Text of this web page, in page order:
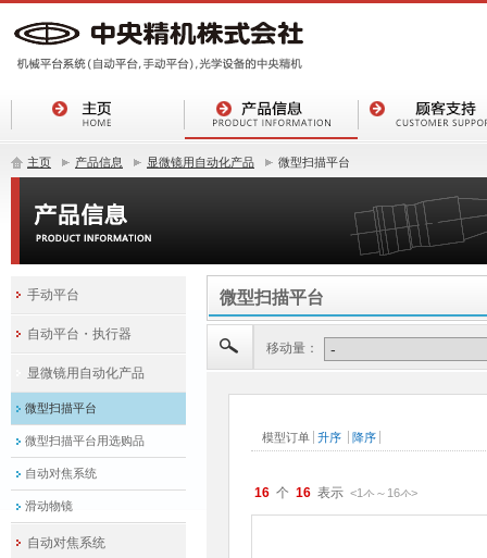
主页 产品信息 显微镜用自动化产品 微型扫描平台
微型扫描平台
移动量：
16 16 <1件 ～ 16件>
手动平台
自动平台・执行器
显微镜用自动化产品
微型扫描平台
微型扫描平台用选购品
自动对焦系统
滑动物镜
自动对焦系统